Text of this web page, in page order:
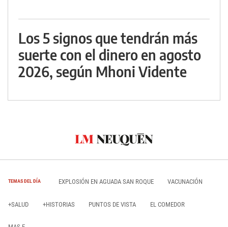
Los 5 signos que tendrán más
suerte con el dinero en agosto
2026, según Mhoni Vidente
TEMAS DEL DÍA EXPLOSIÓN EN AGUADA SAN ROQUE VACUNACIÓN
+SALUD +HISTORIAS PUNTOS DE VISTA EL COMEDOR